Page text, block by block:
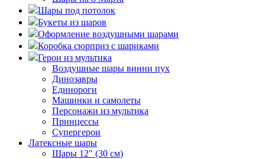
Шары под потолок
Букеты из шаров
Оформление воздушными шарами
Коробка сюрприз с шариками
Герои из мультика
Воздушные шары винни пух
Динозавры
Единороги
Машинки и самолеты
Персонажи из мультика
Принцессы
Супергерои
Латексные шары
Шары 12" (30 см)